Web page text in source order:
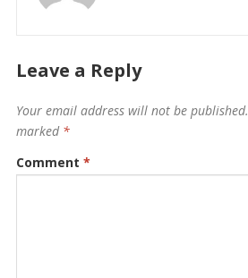
Leave a Reply
Your email address will not be published.
marked *
Comment *